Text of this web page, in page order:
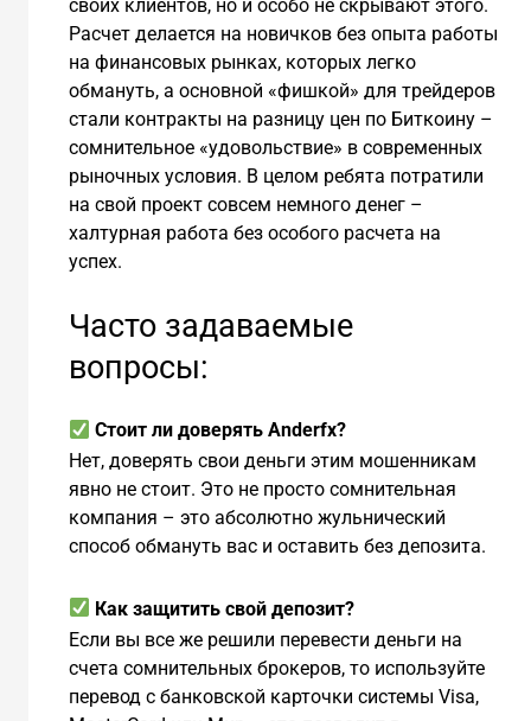
своих клиентов, но и особо не скрывают этого.
Расчет делается на новичков без опыта работы
на финансовых рынках, которых легко
обмануть, а основной «фишкой» для трейдеров
стали контракты на разницу цен по Биткоину –
сомнительное «удовольствие» в современных
рыночных условия. В целом ребята потратили
на свой проект совсем немного денег –
халтурная работа без особого расчета на
успех.
Часто задаваемые
вопросы:
Стоит ли доверять Аnderfx?
Нет, доверять свои деньги этим мошенникам
явно не стоит. Это не просто сомнительная
компания – это абсолютно жульнический
способ обмануть вас и оставить без депозита.
Как защитить свой депозит?
Если вы все же решили перевести деньги на
счета сомнительных брокеров, то используйте
перевод с банковской карточки системы Visa,